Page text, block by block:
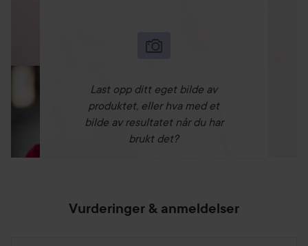
Last opp ditt eget bilde av
produktet, eller hva med et
bilde av resultatet når du har
brukt det?
Vurderinger & anmeldelser